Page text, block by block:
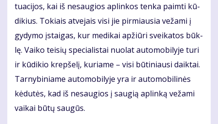
tu­a­ci­jos, kai iš ne­sau­gios ap­lin­kos ten­ka pa­im­ti kū­
di­kius. To­kiais at­ve­jais vi­si jie pir­miau­sia ve­ža­mi į
gy­dy­mo įstai­gas, kur me­di­kai ap­žiū­ri svei­ka­tos būk­
lę. Vai­ko tei­sių spe­cia­lis­tai nuo­lat au­to­mo­bi­ly­je tu­ri
ir kū­di­kio krep­še­lį, ku­ria­me – vi­si bū­ti­niau­si daik­tai.
Tar­ny­bi­nia­me au­to­mo­bi­ly­je yra ir au­to­mo­bi­li­nės
kė­du­tės, kad iš ne­sau­gios į sau­gią ap­lin­ką ve­ža­mi
vai­kai bū­tų sau­gūs.